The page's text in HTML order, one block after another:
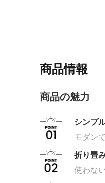
商品情報
商品の魅力
シンプ
モダン
折り畳
使わな